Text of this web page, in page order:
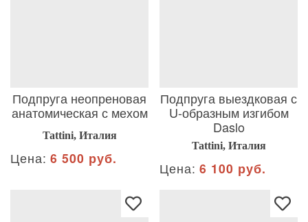
Подпруга неопреновая
анатомическая с мехом
Tattini, Италия
Цена: 6 500 руб.
Подпруга выездковая с
U-образным изгибом
Daslo
Tattini, Италия
Цена: 6 100 руб.